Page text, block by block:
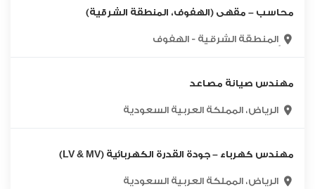
محاسب – مقهى (الهفوف، المنطقة الشرقية)
ٍالمنطقة الشرقية - الهفوف
مهندس صيانة مصاعد
الرياض، المملكة العربية السعودية
مهندس كهرباء – جودة القدرة الكهربائية (LV & MV)
الرياض، المملكة العربية السعودية